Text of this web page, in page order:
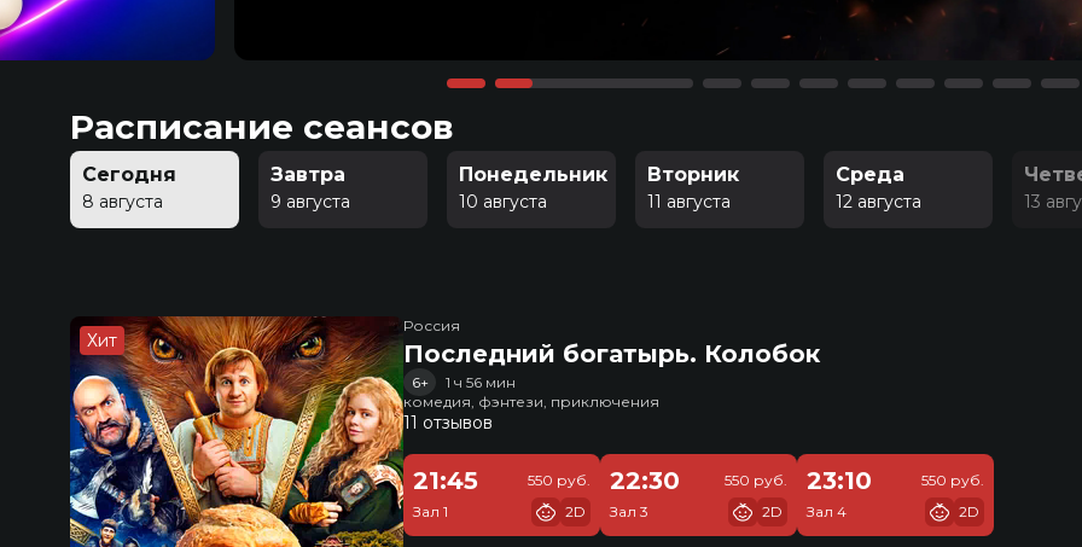
Расписание сеансов
Сегодня
8 августа
Завтра
9 августа
Понедельник
10 августа
Вторник
11 августа
Среда
12 августа 13
Хит
Россия
Последний богатырь. Колобок
6+
1 ч 56 мин
комедия, фэнтези, приключения
11 отзывов
21:45
Зал 1
550 руб.
2D
22:30
Зал 3
550 руб.
2D
23:10
Зал 4
550 руб.
2D